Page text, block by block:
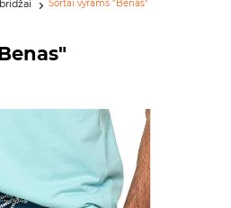
Šortai vyrams "Benas"